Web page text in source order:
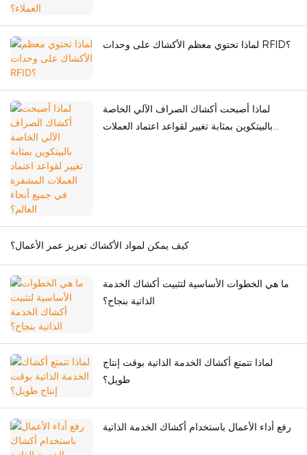
لماذا تحتوي معظم الأكشاك على وحدات RFID؟
لماذا أصبحت أكشاك الصراف الآلي الخاصة
بالبيتكوين بمثابة تغيير لقواعد اعتماد العملات
كيف يمكن لمواد الأكشاك تعزيز عمر الأعمال؟
ما هي الخطوات الأساسية لتثبيت أكشاك الخدمة
الذاتية بنجاح؟
لماذا تتمتع أكشاك الخدمة الذاتية بوقت إنتاج
طويل؟
رفع أداء الأعمال باستخدام أكشاك الخدمة الذاتية